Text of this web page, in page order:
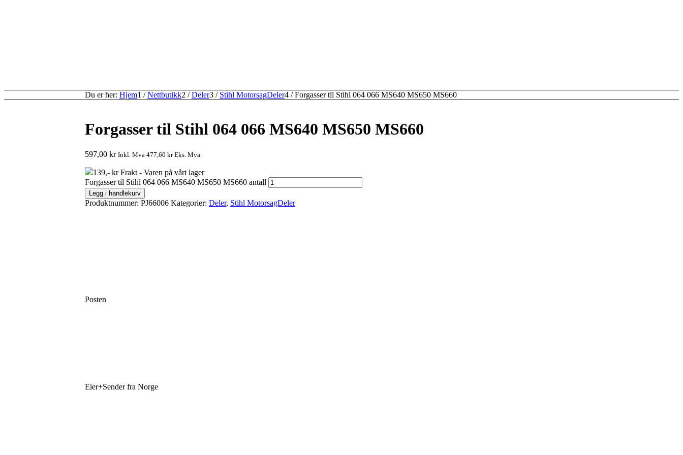
Du er her: Hjem1 / Nettbutikk2 / Deler3 / Stihl MotorsagDeler4 / Forgasser til Stihl 064 066 MS640 MS650 MS660
Forgasser til Stihl 064 066 MS640 MS650 MS660
597,00 kr Inkl. Mva 477,60 krEks. Mva
139,- kr Frakt - Varen på vårt lager
Forgasser til Stihl 064 066 MS640 MS650 MS660 antall
Legg i handlekurv
Produktnummer: PJ66006 Kategorier: Deler, Stihl MotorsagDeler
Posten
Eier+Sender fra Norge